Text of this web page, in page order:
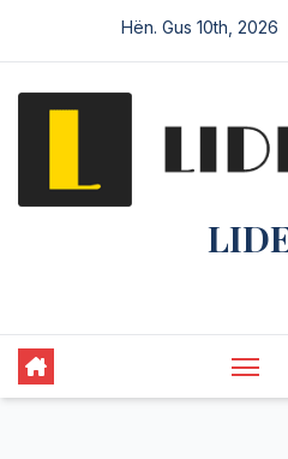
Hën. Gus 10th, 2026